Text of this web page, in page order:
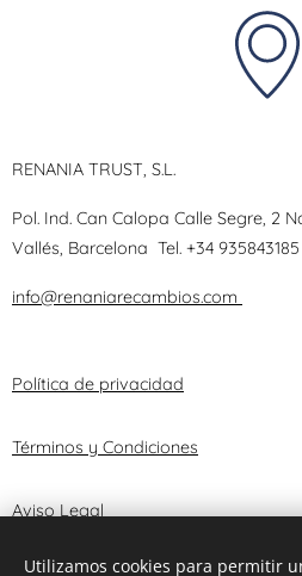
RENANIA TRUST, S.L.
Pol. Ind. Can Calopa Calle Segre, 2
Vallés, Barcelona Tel. +34 935843185
info@renaniarecambios.com
Política de privacidad
Términos y Condiciones
Aviso Legal
Utilizamos cookies para permitir